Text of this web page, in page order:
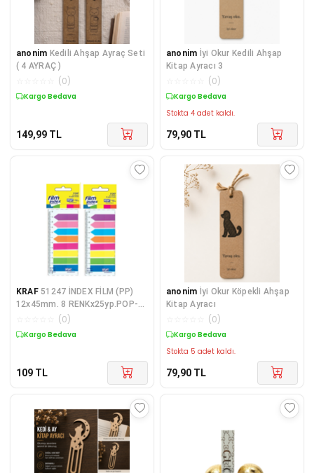
anonim Kedili Ahşap Ayraç Seti
( 4 AYRAÇ )
(0)
Kargo Bedava
149,99 TL
anonim İyi Okur Kedili Ahşap
Kitap Ayracı 3
(0)
Kargo Bedava
Stokta 4 adet kaldı.
79,90 TL
KRAF 51247 İNDEX FİLM (PP)
12x45mm. 8 RENKx25yp.POP-
UP PASTEL BAYRAK&OK
(0)
Kargo Bedava
109 TL
anonim İyi Okur Köpekli Ahşap
Kitap Ayracı
(0)
Kargo Bedava
Stokta 5 adet kaldı.
79,90 TL